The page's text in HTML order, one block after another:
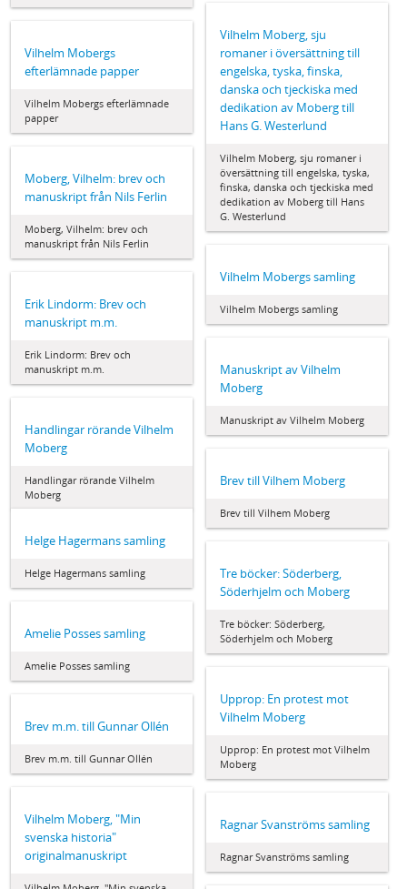
Vilhelm Moberg, sju
romaner i översättning till
engelska, tyska, finska,
danska och tjeckiska med
dedikation av Moberg till
Hans G. Westerlund
Vilhelm Moberg, sju romaner i
översättning till engelska, tyska,
finska, danska och tjeckiska med
dedikation av Moberg till Hans
G. Westerlund
Vilhelm Mobergs
efterlämnade papper
Vilhelm Mobergs efterlämnade
papper
Moberg, Vilhelm: brev och
manuskript från Nils Ferlin
Moberg, Vilhelm: brev och
manuskript från Nils Ferlin
Vilhelm Mobergs samling
Vilhelm Mobergs samling
Erik Lindorm: Brev och
manuskript m.m.
Erik Lindorm: Brev och
manuskript m.m.
Manuskript av Vilhelm
Moberg
Manuskript av Vilhelm Moberg
Handlingar rörande Vilhelm
Moberg
Handlingar rörande Vilhelm
Moberg
Brev till Vilhem Moberg
Brev till Vilhem Moberg
Helge Hagermans samling
Helge Hagermans samling
Tre böcker: Söderberg,
Söderhjelm och Moberg
Tre böcker: Söderberg,
Söderhjelm och Moberg
Amelie Posses samling
Amelie Posses samling
Upprop: En protest mot
Vilhelm Moberg
Upprop: En protest mot Vilhelm
Moberg
Brev m.m. till Gunnar Ollén
Brev m.m. till Gunnar Ollén
Vilhelm Moberg, "Min
svenska historia"
originalmanuskript
Ragnar Svanströms samling
Ragnar Svanströms samling